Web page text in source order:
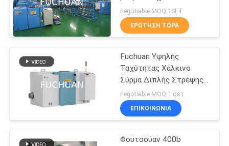
ΥΠΟΘΈΣΕΙΣ
SITEMAP
PRIVACY
POLICY
Καλώδιο χαλκού
που στρίβει τη
μηχανή
39
καλώδιο που στρίβει τη
μηχανή εύκολη
λειτουργία
negotiable MOQ:1SET
ΕΡΏΤΗΣΗ ΤΏΡΑ
Fuchuan Υψηλής
Ταχύτητας Χάλκινο
Σύρμα Διπλής Στρέψης
Μηχανή Συσπείρωσης/
Στρώσης HMI Βήμα
negotiable MOQ:1 σετ
ΕΠΙΚΟΙΝΩΝΊΑ
Φουτσούαν 400b